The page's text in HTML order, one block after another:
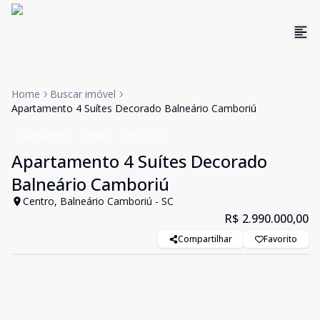
Home
Buscar imóvel
Apartamento 4 Suítes Decorado Balneário Camboriú
Apartamento 4 Suítes Decorado
Balneário Camboriú
Centro, Balneário Camboriú - SC
R$ 2.990.000,00
Compartilhar Favorito